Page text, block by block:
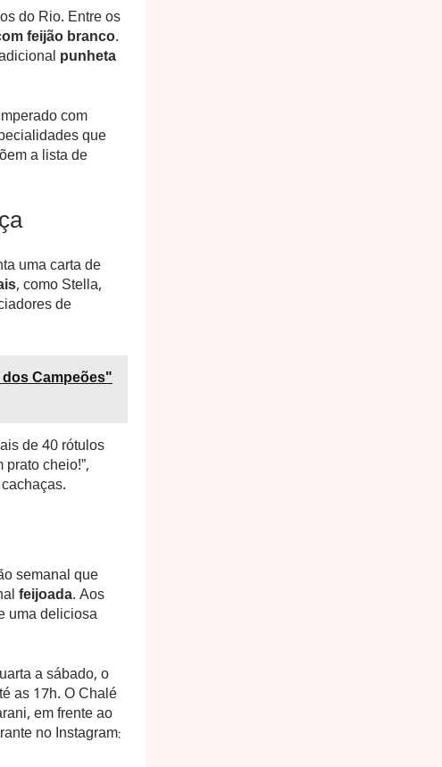
do Rio. Entre os
feijão branco.
punheta
com
que
a lista de
uma carta de
, como Stella,
de
Campeões"
de 40 rótulos
cheio!”,
semanal que
feijoada. Aos
uma deliciosa
a sábado, o
as 17h. O Chalé
em frente ao
no Instagram: